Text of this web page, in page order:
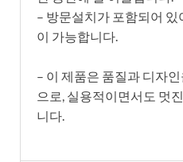
– 방문설치가 포함되어
이 가능합니다.
– 이 제품은 품질과 디자
으로, 실용적이면서도 멋
니다.